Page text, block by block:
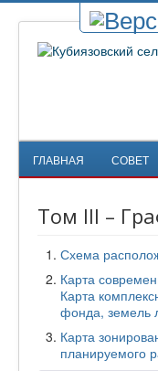
ГЛАВНАЯ СОВЕТ
Том III –
Схема
Карта
Карта
фонда, земель
Карта
планируемого